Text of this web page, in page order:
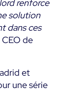
renforce
solution
dans ces
de
et
une série